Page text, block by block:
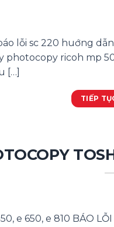
lỗi sc 220 huớng
photocopy ricoh mp
[…]
TIẾP
e 650, e 810 BÁO